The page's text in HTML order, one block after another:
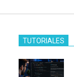
TUTORIALES